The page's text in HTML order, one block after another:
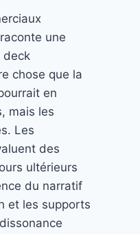
une
deck
chose que la
en
mais les
Les
des
ultérieurs
du narratif
et les supports